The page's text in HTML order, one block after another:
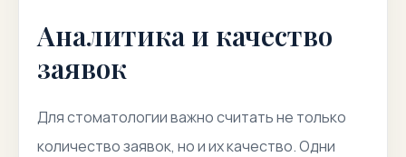
Аналитика и качество
заявок
Для стоматологии важно считать не только
количество заявок, но и их качество. Одни